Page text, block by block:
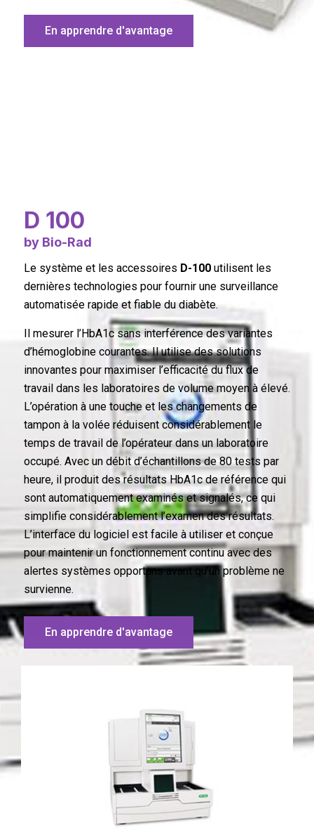
En apprendre d'avantage
D 100
by Bio-Rad
Le système et les accessoires D-100 utilisent les
dernières technologies pour fournir une surveillance
automatisée rapide et fiable du diabète.
Il mesurer l’HbA1c sans interférence des variantes
d’hémoglobine courantes. Il utilise des solutions
innovantes pour maximiser l’efficacité du flux de
travail dans les laboratoires de volume moyen à élevé.
L’opération à une touche et les changements de
tampon à la volée réduisent considérablement le
temps de travail de l’opérateur dans un laboratoire
occupé. Avec un débit d’échantillons de 80 tests par
heure, il produit des résultats HbA1c de référence qui
sont automatiquement examinés et signalés, ce qui
simplifie considérablement l’examen des résultats.
L’interface du logiciel est facile à utiliser et conçue
pour maintenir un fonctionnement continu avec des
alertes systèmes opportuns avant qu’un problème ne
survienne.
En apprendre d'avantage